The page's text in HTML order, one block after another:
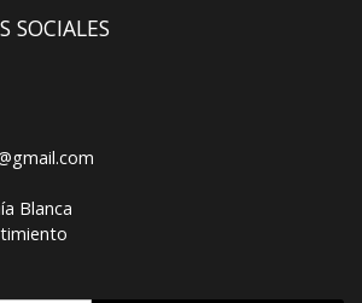
SOCIALES
Blanca